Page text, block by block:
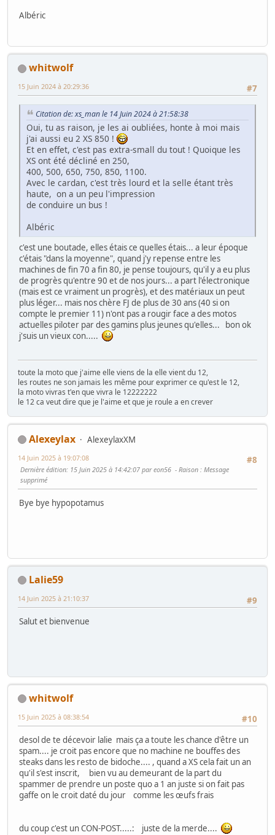
Albéric
whitwolf
#7
15 Juin 2024 à 20:29:36
Citation de: xs_man le 14 Juin 2024 à 21:58:38
Oui, tu as raison, je les ai oubliées, honte à moi mais
j'ai aussi eu 2 XS 850 !
Et en effet, c'est pas extra-small du tout ! Quoique les
XS ont été décliné en 250,
400, 500, 650, 750, 850, 1100.
Avec le cardan, c'est très lourd et la selle étant très
haute, on a un peu l'impression
de conduire un bus !
Albéric
c'est une boutade, elles étais ce quelles étais... a leur époque
c'étais "dans la moyenne", quand j'y repense entre les
machines de fin 70 a fin 80, je pense toujours, qu'il y a eu plus
de progrès qu'entre 90 et de nos jours... a part l'électronique
(mais est ce vraiment un progrès), et des matériaux un peut
plus léger... mais nos chère FJ de plus de 30 ans (40 si on
compte le premier 11) n'ont pas a rougir face a des motos
actuelles piloter par des gamins plus jeunes qu'elles... bon ok
j'suis un vieux con.....
toute la moto que j'aime elle viens de la elle vient du 12,
les routes ne son jamais les même pour exprimer ce qu'est le 12,
la moto vivras t'en que vivra le 12222222
le 12 ca veut dire que je l'aime et que je roule a en crever
Alexeylax
AlexeylaxXM
#8
14 Juin 2025 à 19:07:08
Dernière édition: 15 Juin 2025 à 14:42:07 par eon56 Raison : Message
supprimé
Bye bye hypopotamus
Lalie59
#9
14 Juin 2025 à 21:10:37
Salut et bienvenue
whitwolf
#10
15 Juin 2025 à 08:38:54
desol de te décevoir lalie mais ça a toute les chance d'être un
spam.... je croit pas encore que no machine ne bouffes des
steaks dans les resto de bidoche.... , quand a XS cela fait un an
qu'il s'est inscrit, bien vu au demeurant de la part du
spammer de prendre un poste quo a 1 an juste si on fait pas
gaffe on le croit daté du jour comme les œufs frais
du coup c'est un CON-POST.....: juste de la merde....